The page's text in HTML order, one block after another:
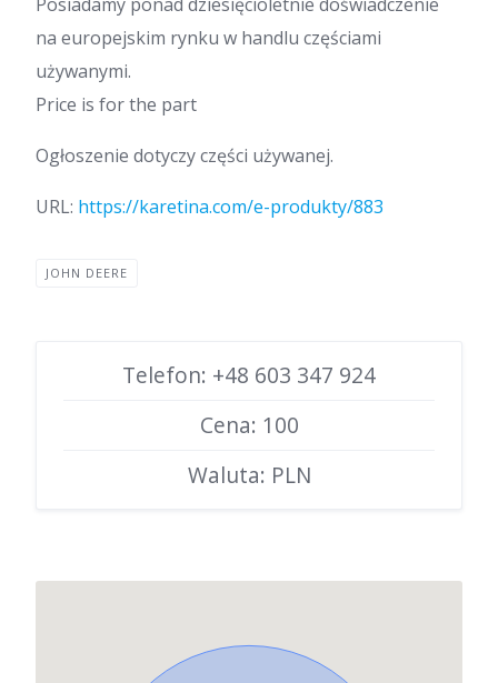
na europejskim rynku w handlu częściami
używanymi.
Price is for the part
Ogłoszenie dotyczy części używanej.
URL: https://karetina.com/e-produkty/883
JOHN DEERE
Telefon: +48 603 347 924
Cena: 100
Waluta: PLN